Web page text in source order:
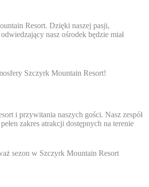
Resort. Dzięki naszej pasji,
nasz ośrodek będzie miał
Szczyrk Mountain Resort!
i przywitania naszych gości. Nasz zespół
zakres atrakcji dostępnych na terenie
sezon w Szczyrk Mountain Resort